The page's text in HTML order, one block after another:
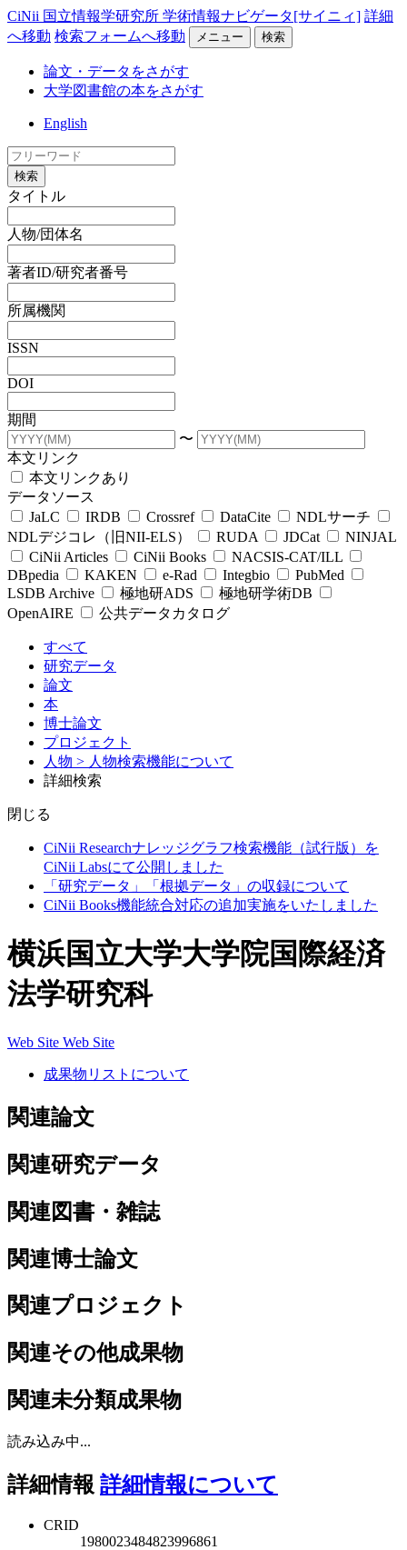
CiNii 国立情報学研究所 学術情報ナビゲータ[サイニィ] 詳細
へ移動 検索フォームへ移動 メニュー 検索
論文・データをさがす
大学図書館の本をさがす
English
検索
タイトル
人物/団体名
著者ID/研究者番号
所属機関
ISSN
DOI
期間
〜
本文リンク
本文リンクあり
データソース
JaLC
IRDB Crossref DataCite
NDLサーチ
NDLデジコレ（旧NII-ELS）
RUDA JDCat
NINJAL
CiNii Articles
CiNii Books
NACSIS-CAT/ILL
DBpedia
KAKEN e-Rad Integbio
PubMed
LSDB Archive
極地研ADS
極地研学術DB
OpenAIRE
公共データカタログ
すべて
研究データ
論文
本
博士論文
プロジェクト
人物 > 人物検索機能について
詳細検索
閉じる
CiNii Researchナレッジグラフ検索機能（試行版）を
CiNii Labsにて公開しました
「研究データ」「根拠データ」の収録について
CiNii Books機能統合対応の追加実施をいたしました
横浜国立大学大学院国際経済
法学研究科
Web Site Web Site
成果物リストについて
関連論文
関連研究データ
関連図書・雑誌
関連博士論文
関連プロジェクト
関連その他成果物
関連未分類成果物
読み込み中...
詳細情報 詳細情報について
CRID
1980023484823996861